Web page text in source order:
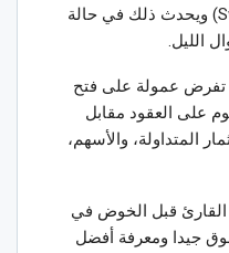
: وهو يُمثل رسوم (Swap) ويحدث ذلك في حالة
الليل.
تفرض عمولة على فتح
على العقود مقابل
المتداولة، والأسهم،
القارئ قبل الخوض في
جيدا ومعرفة أفضل